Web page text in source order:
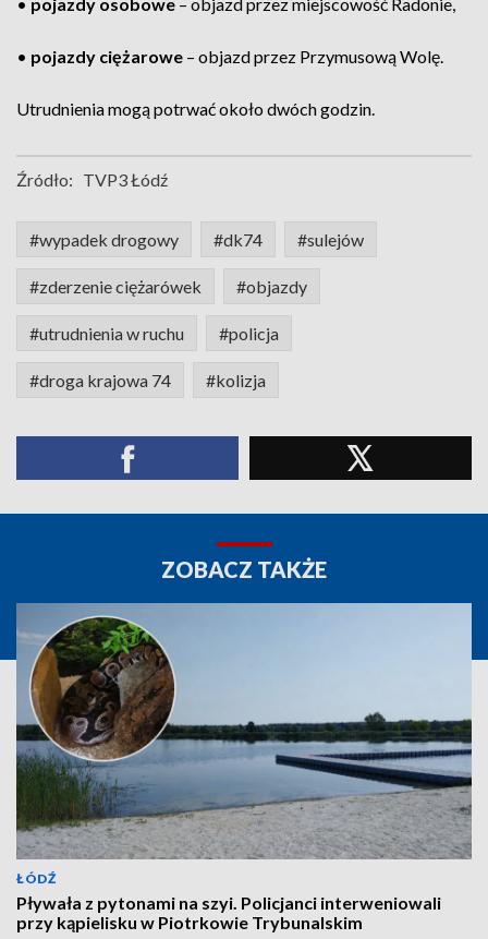
• pojazdy ciężarowe – objazd przez Przymusową Wolę.
Utrudnienia mogą potrwać około dwóch godzin.
Źródło: TVP3 Łódź
#wypadek drogowy #dk74 #sulejów
#zderzenie ciężarówek #objazdy
#utrudnienia w ruchu #policja
#droga krajowa 74 #kolizja
ZOBACZ TAKŻE
ŁÓDŹ
Pływała z pytonami na szyi. Policjanci interweniowali
przy kąpielisku w Piotrkowie Trybunalskim